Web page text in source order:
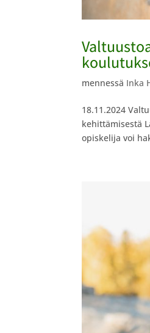
mennessä Inka
18.11.2024
kehittämisestä
opiskelija voi